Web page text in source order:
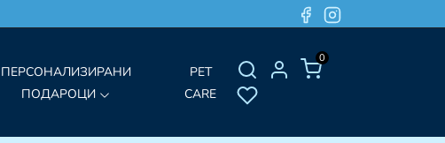
0
ПЕРСОНАЛИЗИРАНИ
ПОДАРОЦИ
PET
CARE